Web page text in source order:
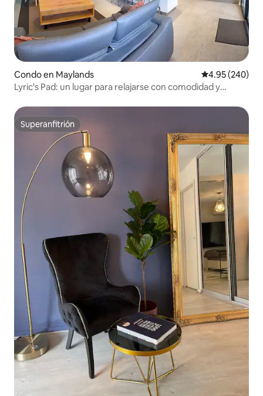
Condo en Maylands Calificación
4.95 (240)
Lyric's Pad: un lugar para relajarse con comodidad y
Superanfitrión
Superanfitrión